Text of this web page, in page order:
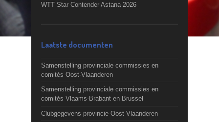
WTT Star Contender Astana 2026
Laatste documenten
Samenstelling provinciale commissies en
comités Oost-Vlaanderen
Samenstelling provinciale commissies en
comités Vlaams-Brabant en Brussel
Clubgegevens provincie Oost-Vlaanderen